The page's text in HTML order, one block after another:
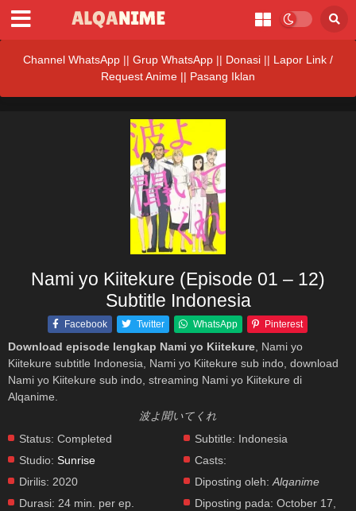
Channel WhatsApp || Grup WhatsApp || Donasi || Lapor Link /
Request Anime || Pasang Iklan
Nami yo Kiitekure (Episode 01 – 12)
Subtitle Indonesia
Facebook Twitter WhatsApp Pinterest
Download episode lengkap Nami yo Kiitekure , Nami yo
Kiitekure subtitle Indonesia, Nami yo Kiitekure sub indo, download
Nami yo Kiitekure sub indo, streaming Nami yo Kiitekure di
Alqanime.
波よ聞いてくれ
Status: Completed
Studio: Sunrise
Dirilis: 2020
Durasi: 24 min. per ep.
Subtitle: Indonesia
Casts:
Diposting oleh: Alqanime
Diposting pada: October 17,